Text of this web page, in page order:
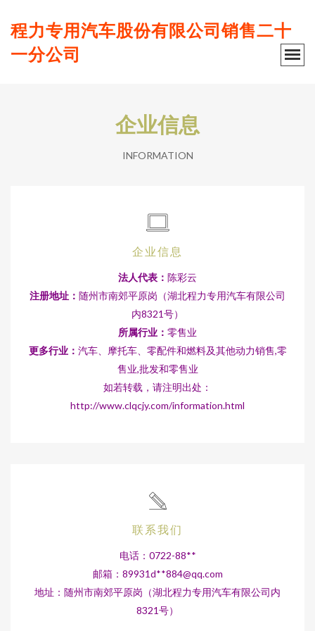
程力专用汽车股份有限公司销售二十
一分公司
企业信息
INFORMATION
企业信息
法人代表： 陈彩云
注册地址： 随州市南郊平原岗（湖北程力专用汽车有限公司
内8321号）
所属行业： 零售业
更多行业： 汽车、摩托车、零配件和燃料及其他动力销售,零
售业,批发和零售业
如若转载，请注明出处：
http://www.clqcjy.com/information.html
联系我们
电话：0722-88**
邮箱：89931d**884@qq.com
地址：随州市南郊平原岗（湖北程力专用汽车有限公司内
8321号）